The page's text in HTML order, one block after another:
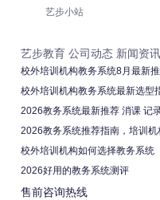
艺步小站
艺步教育 公司动态 新闻资讯
校外培训机构教务系统8月最新
校外培训机构教务系统最新选型
2026教务系统最新推荐 消课 记
2026教务系统推荐指南，培训
校外培训机构如何选择教务系统
2026好用的教务系统测评
售前咨询热线